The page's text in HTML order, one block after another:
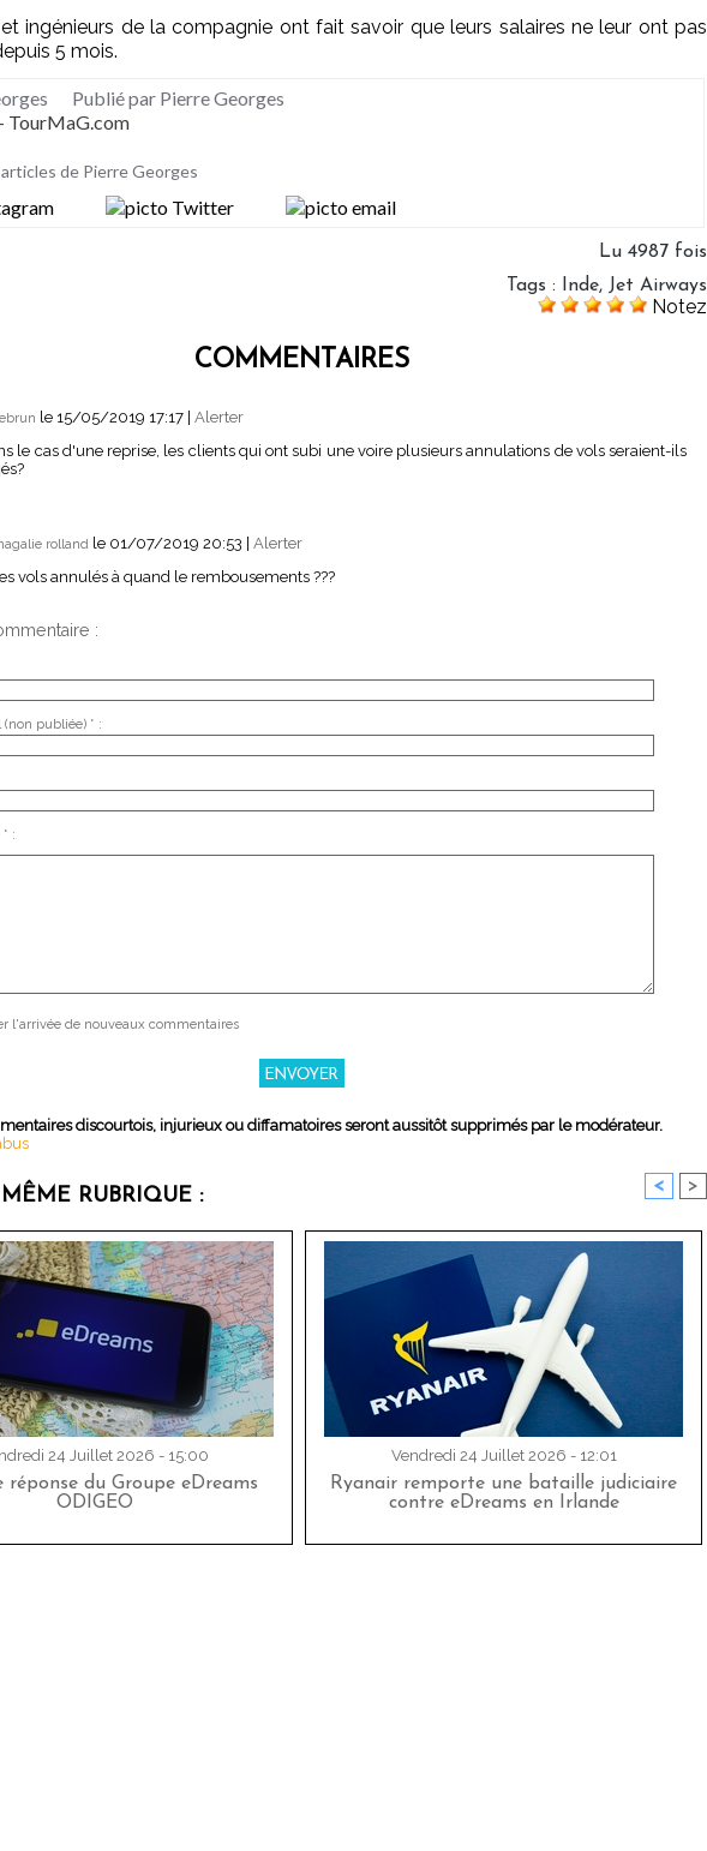
ingénieurs de la compagnie ont fait savoir que leurs salaires ne leur ont pas
5 mois.
Publié par Pierre Georges
TourMaG.com
de Pierre Georges
Lu 4987 fois
Tags : Inde, Jet Airways
Notez
COMMENTAIRES
le 15/05/2019 17:17 Alerter
le cas d'une reprise, les clients qui ont subi une voire plusieurs annulations de vols seraient-ils
rolland le 01/07/2019 20:53
Alerter
vols annulés à quand le rembousements ???
:
(non publiée) * :
:
l'arrivée de nouveaux commentaires
discourtois, injurieux ou diffamatoires seront aussitôt supprimés par le modérateur.
RUBRIQUE : < >
24 Juillet 2026 - 15:00
réponse du Groupe eDreams
ODIGEO
Vendredi 24 Juillet 2026 - 12:01
Ryanair remporte une bataille judiciaire
contre eDreams en Irlande